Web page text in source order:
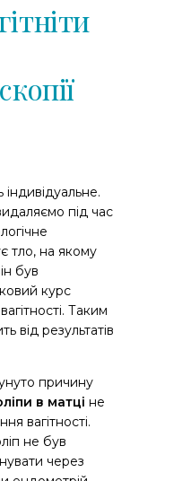
індивідуальне.
під час
тло, на якому
був
курс
Таким
від результатів
причину
в матці не
вагітності.
не був
через